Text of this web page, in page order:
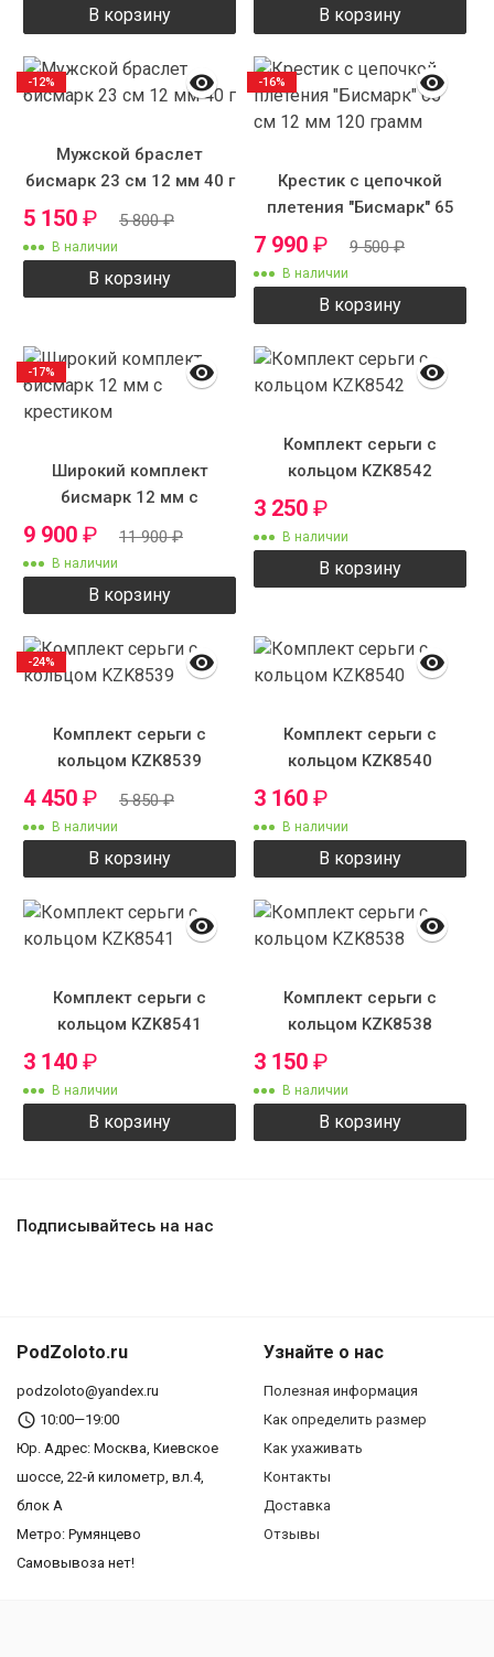
В корзину В корзину
Мужской браслет
бисмарк 23 см 12 мм 40 г
5 150 ₽ 5 800₽
В наличии
В корзину
-12%
Крестик с цепочкой
плетения "Бисмарк" 65
см 12 мм 120 грамм
7 990 ₽ 9 500₽
В наличии
В корзину
-16%
Широкий комплект
бисмарк 12 мм с
крестиком
9 900 ₽ 11 900₽
В наличии
В корзину
-17%
Комплект серьги с
кольцом KZK8542
3 250 ₽
В наличии
В корзину
Комплект серьги с
кольцом KZK8539
4 450 ₽ 5 850₽
В наличии
В корзину
-24%
Комплект серьги с
кольцом KZK8540
3 160 ₽
В наличии
В корзину
Комплект серьги с
кольцом KZK8541
3 140 ₽
В наличии
В корзину
Комплект серьги с
кольцом KZK8538
3 150 ₽
В наличии
В корзину
Подписывайтесь на нас
PodZoloto.ru
podzoloto@yandex.ru
10:00—19:00
Юр. Адреc: Москва, Киевское
шоссе, 22-й километр, вл.4,
блок А
Метро: Румянцево
Самовывоза нет!
Узнайте о нас
Полезная информация
Как определить размер
Как ухаживать
Контакты
Доставка
Отзывы